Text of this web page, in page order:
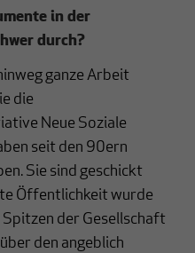
in der
durch?
ganze Arbeit
die
Neue Soziale
seit den 90ern
Sie sind geschickt
Öffentlichkeit wurde
der Gesellschaft
den angeblich